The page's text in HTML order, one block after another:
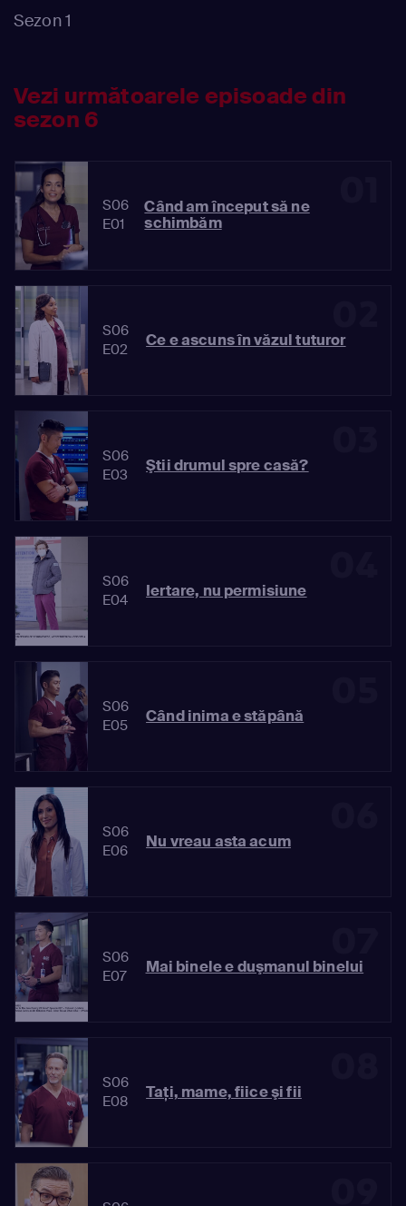
Sezon 1
Vezi următoarele episoade din
sezon 6
S06
E01
Când am început să ne
schimbăm
S06
E02
Ce e ascuns în văzul tuturor
S06
E03
Ştii drumul spre casă?
S06
E04
Iertare, nu permisiune
S06
E05
Când inima e stăpână
S06
E06
Nu vreau asta acum
S06
E07
Mai binele e duşmanul binelui
S06
E08
Taţi, mame, fiice şi fii